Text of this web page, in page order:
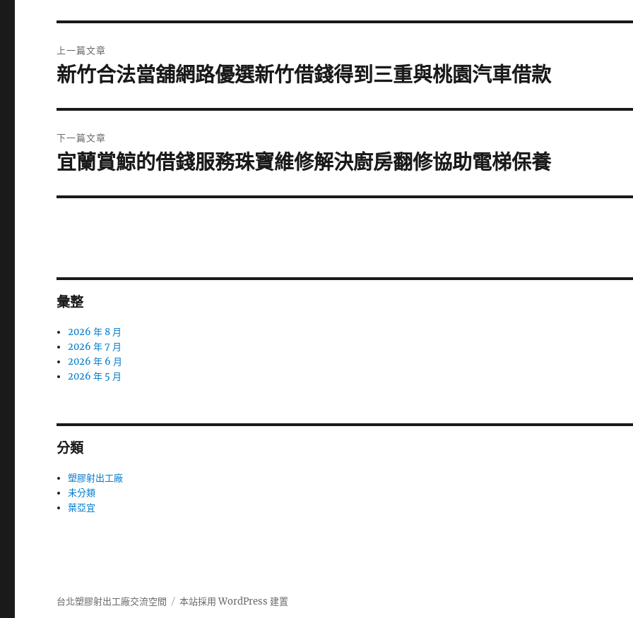
章
上一篇文章
上
篇
文
章:
新竹合法當舖網路優選新竹借錢得到三重與桃園汽車借款
下一篇文章
下
篇
宜蘭賞鯨的借錢服務珠寶維修解決廚房翻修協助電梯保養
彙整
2026 年 8 月
2026 年 7 月
2026 年 6 月
2026 年 5 月
分類
塑膠射出工廠
未分類
葉亞宜
台北塑膠射出工廠交流空間 本站採用 WordPress 建置